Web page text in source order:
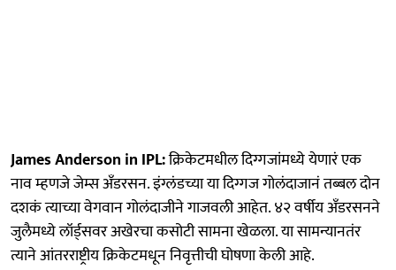
James Anderson in IPL:क्रिकेटमधील दिग्गजांमध्ये येणारं एक
नाव म्हणजे जेम्स अँडरसन. इंग्लंडच्या या दिग्गज गोलंदाजानं तब्बल दोन
दशकं त्याच्या वेगवान गोलंदाजीने गाजवली आहेत. ४२ वर्षीय अँडरसनने
जुलैमध्ये लॉर्ड्सवर अखेरचा कसोटी सामना खेळला. या सामन्यानतंर
त्याने आंतरराष्ट्रीय क्रिकेटमधून निवृत्तीची घोषणा केली आहे.